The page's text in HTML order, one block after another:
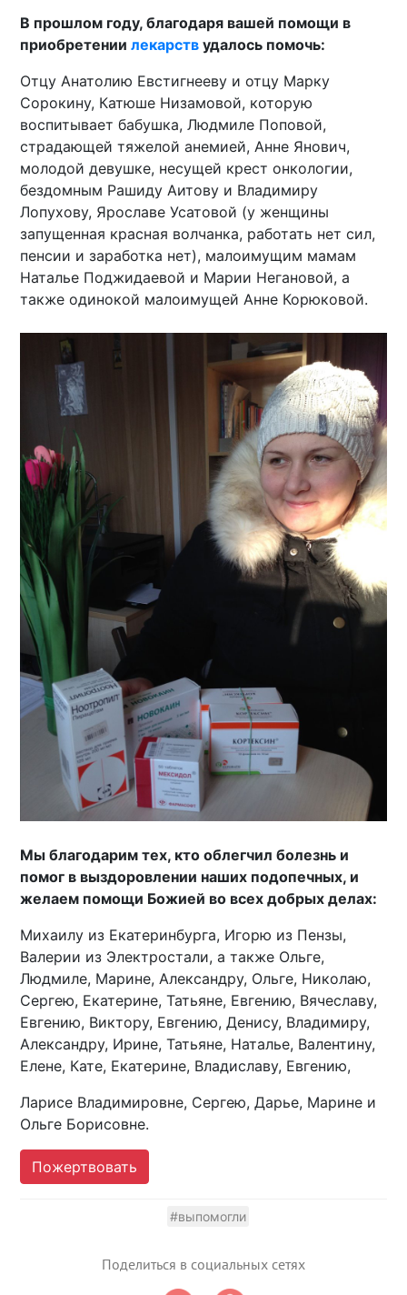
В прошлом году, благодаря вашей помощи в
приобретениилекарств удалось помочь:
Отцу Анатолию Евстигнееву и отцу Марку
Сорокину, Катюше Низамовой, которую
воспитывает бабушка, Людмиле Поповой,
страдающей тяжелой анемией, Анне Янович,
молодой девушке, несущей крест онкологии,
бездомным Рашиду Аитову и Владимиру
Лопухову, Ярославе Усатовой (у женщины
запущенная красная волчанка, работать нет сил,
пенсии и заработка нет), малоимущим мамам
Наталье Поджидаевой и Марии Негановой, а
также одинокой малоимущей Анне Корюковой.
Мы благодарим тех, кто облегчил болезнь и
помог в выздоровлении наших подопечных, и
желаем помощи Божией во всех добрых делах:
Михаилу из Екатеринбурга, Игорю из Пензы,
Валерии из Электростали, а также Ольге,
Людмиле, Марине, Александру, Ольге, Николаю,
Сергею, Екатерине, Татьяне, Евгению, Вячеславу,
Евгению, Виктору, Евгению, Денису, Владимиру,
Александру, Ирине, Татьяне, Наталье, Валентину,
Елене, Кате, Екатерине, Владиславу, Евгению,
Ларисе Владимировне, Сергею, Дарье, Марине и
Ольге Борисовне.
Пожертвовать
#выпомогли
Поделиться в социальных сетях